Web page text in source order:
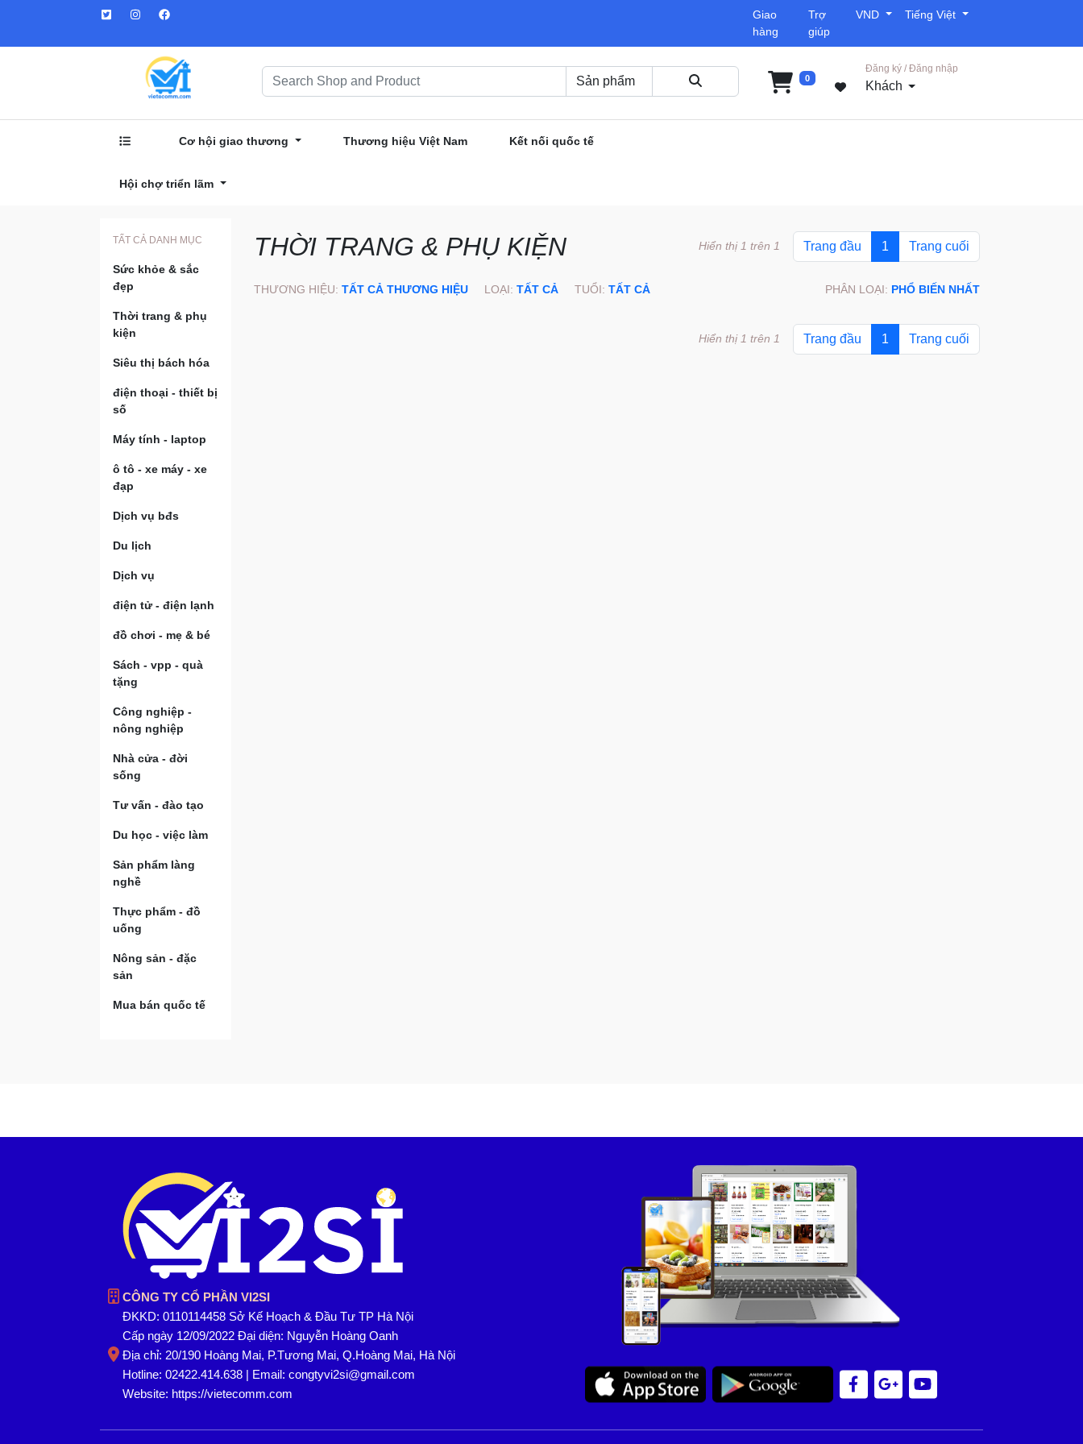
Giao
hàng
Trợ
giúp
VND Tiếng Việt
0
Đăng ký / Đăng nhập
Khách
Cơ hội giao thương Thương hiệu Việt Nam Kết nối quốc tế
Hội chợ triển lãm
TẤT CẢ DANH MỤC
Sức khỏe & sắc
đẹp
Thời trang & phụ
kiện
Siêu thị bách hóa
điện thoại - thiết bị
số
Máy tính - laptop
ô tô - xe máy - xe
đạp
Dịch vụ bđs
Du lịch
Dịch vụ
điện tử - điện lạnh
đồ chơi - mẹ & bé
Sách - vpp - quà
tặng
Công nghiệp -
nông nghiệp
Nhà cửa - đời
sống
Tư vấn - đào tạo
Du học - việc làm
Sản phẩm làng
nghề
Thực phẩm - đồ
uống
Nông sản - đặc
sản
Mua bán quốc tế
THỜI TRANG & PHỤ KIỆN Trang đầu 1 Trang cuối
Hiển thị 1 trên 1
THƯƠNG HIỆU: TẤT CẢ THƯƠNG HIỆU LOẠI: TẤT CẢ TUỔI: TẤT CẢ PHÂN LOẠI: PHỔ BIẾN NHẤT
Trang đầu 1 Trang cuối
Hiển thị 1 trên 1
CÔNG TY CỔ PHẦN VI2SI
ĐKKD: 0110114458 Sở Kế Hoạch & Đầu Tư TP Hà Nội
Cấp ngày 12/09/2022 Đại diện: Nguyễn Hoàng Oanh
Địa chỉ: 20/190 Hoàng Mai, P.Tương Mai, Q.Hoàng Mai, Hà Nội
Hotline: 02422.414.638 | Email: congtyvi2si@gmail.com
Website: https://vietecomm.com